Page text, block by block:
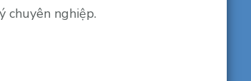
chuyên nghiệp.